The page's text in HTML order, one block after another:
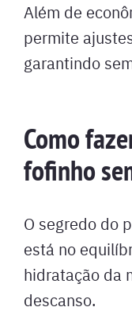
Além de
permite
garantindo
Como
fofinho
O segredo do
está no
hidratação da
descanso.